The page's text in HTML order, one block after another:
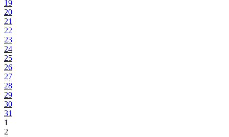
19
20
21
22
23
24
25
26
27
28
29
30
31
1
2